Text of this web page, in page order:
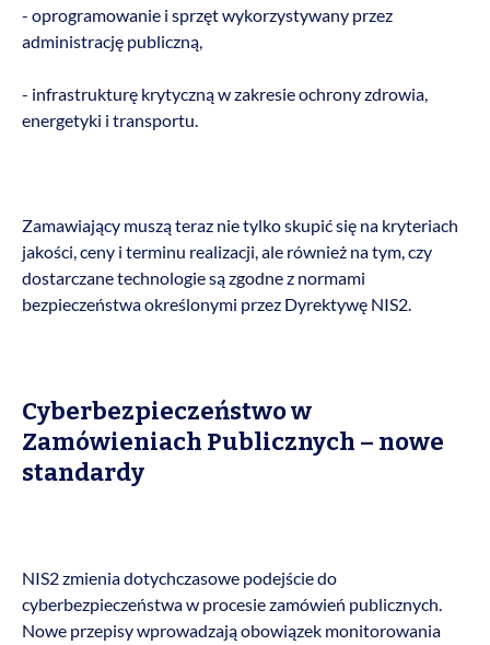
- oprogramowanie i sprzęt wykorzystywany przez
administrację publiczną,
- infrastrukturę krytyczną w zakresie ochrony zdrowia,
energetyki i transportu.
Zamawiający muszą teraz nie tylko skupić się na kryteriach
jakości, ceny i terminu realizacji, ale również na tym, czy
dostarczane technologie są zgodne z normami
bezpieczeństwa określonymi przez Dyrektywę NIS2.
Cyberbezpieczeństwo w
Zamówieniach Publicznych – nowe
standardy
NIS2 zmienia dotychczasowe podejście do
cyberbezpieczeństwa w procesie zamówień publicznych.
Nowe przepisy wprowadzają obowiązek monitorowania